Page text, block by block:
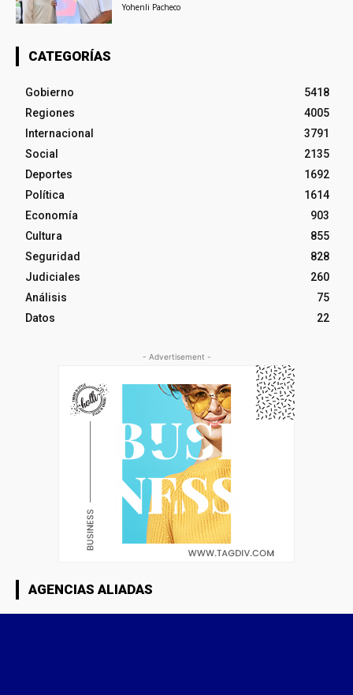
Yohenli Pacheco
CATEGORÍAS
Gobierno
5418
Regiones
4005
Internacional
3791
Social
2135
Deportes
1692
Política
1614
Economía
903
Cultura
855
Seguridad
828
Judiciales
260
Análisis
75
Datos
22
- Advertisement -
AGENCIAS ALIADAS